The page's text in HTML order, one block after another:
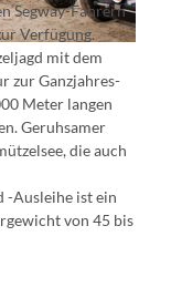
Segway-Fahrern
Verfügung.
mit dem
zur Ganzjahres-
Meter langen
Geruhsamer
die auch
-Ausleihe ist ein
von 45 bis